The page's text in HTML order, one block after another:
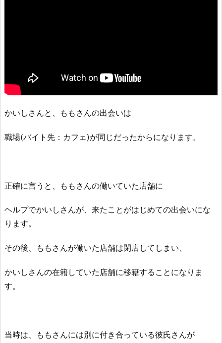
かいしさんと、ももさんの出会いは
職場(バイト先：カフェ)が同じだったからになります。
正確に言うと、ももさんの働いていた店舗に
ヘルプでかいしさんが、来たことがはじめての出会いにな
ります。
その後、ももさんが働いた店舗は閉店してしまい、
かいしさんの在籍していた店舗に移籍することになりま
す。
当時は、ももさんには別に付き合っている彼氏さんが